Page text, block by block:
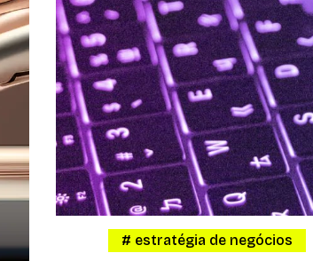
estratégia de negócios